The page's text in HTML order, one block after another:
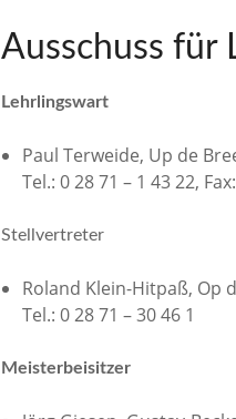
Ausschuss für
Lehrlingswart
Paul Terweide, Up de
Tel.: 0 28 71 – 1 43 22,
Stellvertreter
Roland Klein-Hitpaß, Op
Tel.: 0 28 71 – 30 46 1
Meisterbeisitzer